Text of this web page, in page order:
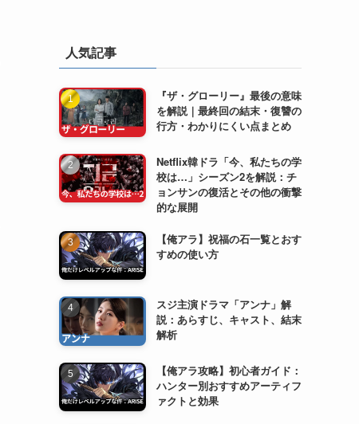
人気記事
『ザ・グローリー』最後の意味
を解説｜最終回の結末・復讐の
行方・わかりにくい点まとめ
Netflix韓ドラ「今、私たちの学
校は…」シーズン2を解説：チ
ョンサンの復活とその他の衝撃
的な展開
【俺アラ】祝福の石一覧とおす
すめの使い方
スジ主演ドラマ「アンナ」解
説：あらすじ、キャスト、結末
解析
【俺アラ攻略】初心者ガイド：
ハンター別おすすめアーティフ
ァクトと効果